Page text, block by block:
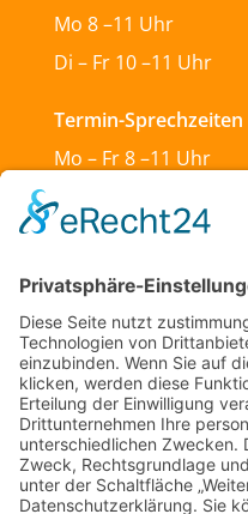
Mo 8 –11 Uhr
Di – Fr 10 –11 Uhr
Termin-Sprechzeiten
Mo – Fr 8 –11 Uhr
Mo & Do 13 –18 Uhr
Di 17:30 – 19:30 Uhr
Sa und So geschlossen